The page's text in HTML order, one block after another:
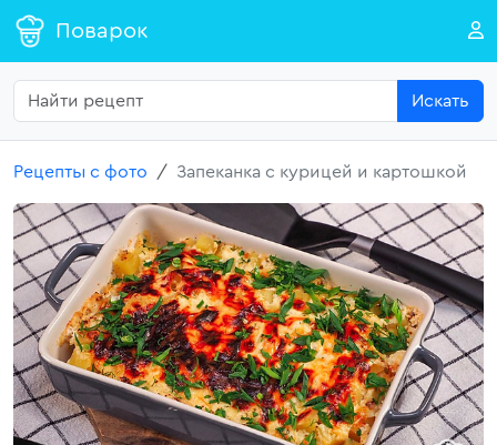
Поварок
Искать
Рецепты с фото Запеканка с курицей и картошкой